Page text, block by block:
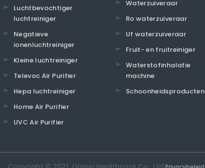
Luchtbevochtiger
luchtreiniger
Negatieve
ionenluchtreiniger
Kleine luchtreiniger
Televoc Air Purifier
Hepa luchtreiniger
Home Air Purifier
UVC Air Purifier
Waterzuiveraar
Ro waterzuiveraar
Uf waterzuiveraar
Fruit- en fruitreiniger
Waterstofinhalatie
machine
Schoonheidsproducten